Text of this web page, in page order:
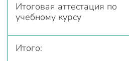
Итоговая аттестация по
учебному курсу
Итого: